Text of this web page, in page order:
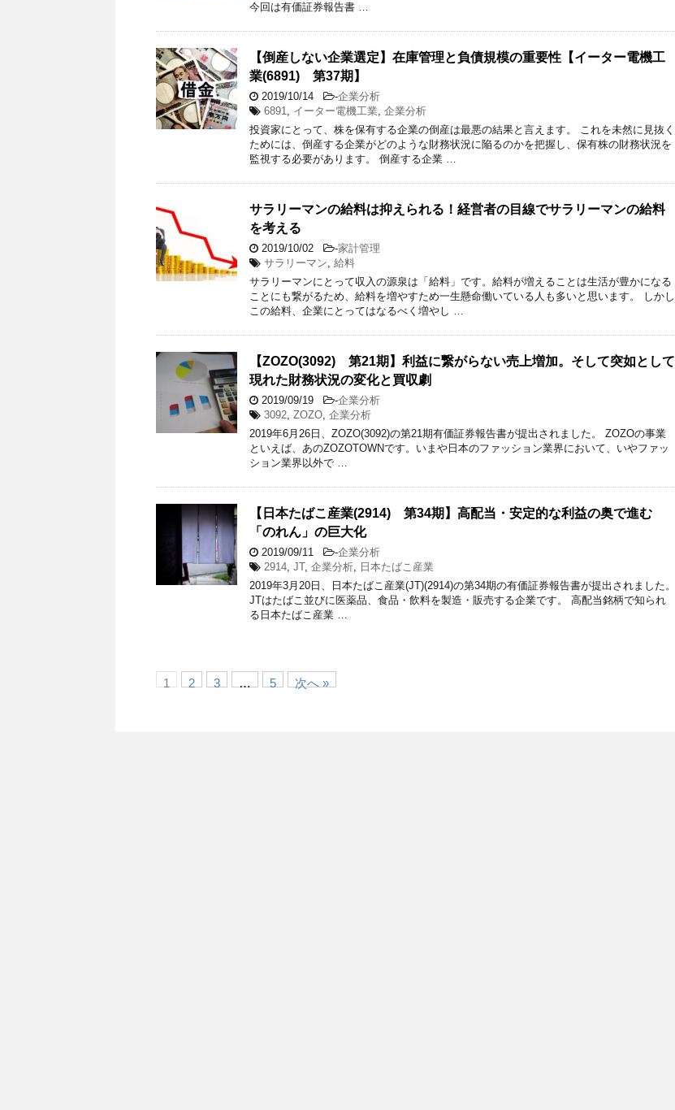
今回は有価証券報告書 …
【倒産しない企業選定】在庫管理と負債規模の重要性【イーター電機工
業(6891) 第37期】
2019/10/14 -企業分析
6891, イーター電機工業, 企業分析
投資家にとって、株を保有する企業の倒産は最悪の結果と言えます。 これを未然に見抜く
ためには、倒産する企業がどのような財務状況に陥るのかを把握し、保有株の財務状況を
監視する必要があります。 倒産する企業 …
サラリーマンの給料は抑えられる！経営者の目線でサラリーマンの給料
を考える
2019/10/02 -家計管理
サラリーマン, 給料
サラリーマンにとって収入の源泉は「給料」です。給料が増えることは生活が豊かになる
ことにも繋がるため、給料を増やすため一生懸命働いている人も多いと思います。 しかし
この給料、企業にとってはなるべく増やし …
【ZOZO(3092) 第21期】利益に繋がらない売上増加。そして突如として
現れた財務状況の変化と買収劇
2019/09/19 -企業分析
3092, ZOZO, 企業分析
2019年6月26日、ZOZO(3092)の第21期有価証券報告書が提出されました。 ZOZOの事業
といえば、あのZOZOTOWNです。いまや日本のファッション業界において、いやファッ
ション業界以外で …
【日本たばこ産業(2914) 第34期】高配当・安定的な利益の奥で進む
「のれん」の巨大化
2019/09/11 -企業分析
2914, JT, 企業分析, 日本たばこ産業
2019年3月20日、日本たばこ産業(JT)(2914)の第34期の有価証券報告書が提出されました。
JTはたばこ並びに医薬品、食品・飲料を製造・販売する企業です。 高配当銘柄で知られ
る日本たばこ産業 …
1 2 3 … 5 次へ »